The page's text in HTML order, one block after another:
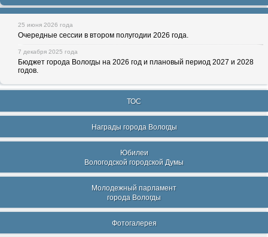
25 июня 2026 года
Очередные сессии в втором полугодии 2026 года.
7 декабря 2025 года
Бюджет города Вологды на 2026 год и плановый период 2027 и 2028
годов.
ТОС
Награды города Вологды
Юбилеи
Вологодской городской Думы
Молодежный парламент
города Вологды
Фотогалерея